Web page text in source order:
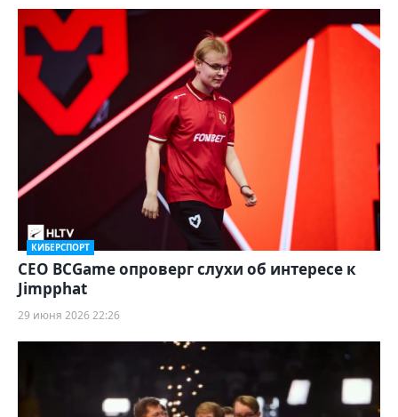
КИБЕРСПОРТ
CEO BCGame опроверг слухи об интересе к
Jimpphat
29 июня 2026 22:26